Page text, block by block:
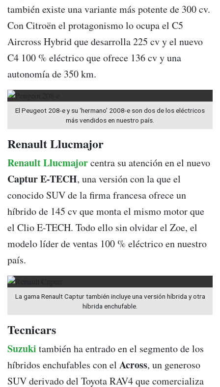
también existe una variante más potente de 300 cv.
Con Citroën el protagonismo lo ocupa el C5
Aircross Hybrid que desarrolla 225 cv y el nuevo
C4 100 % eléctrico que ofrece 136 cv y una
autonomía de 350 km.
El Peugeot 208-e y su ‘hermano’ 2008-e son dos de los eléctricos
más vendidos en nuestro país.
Renault Llucmajor
Renault Llucmajorcentra su atención en el nuevo
Captur E-TECH, una versión con la que el
conocido SUV de la firma francesa ofrece un
híbrido de 145 cv que monta el mismo motor que
el Clio E-TECH. Todo ello sin olvidar el Zoe, el
modelo líder de ventas 100 % eléctrico en nuestro
país.
La gama Renault Captur también incluye una versión híbrida y otra
híbrida enchufable.
Tecnicars
Suzuki también ha entrado en el segmento de los
híbridos enchufables con el Across, un generoso
SUV derivado del Toyota RAV4 que comercializa